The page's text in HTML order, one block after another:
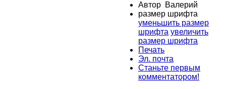
Автор Валерий
размер шрифта
уменьшить размер
шрифта увеличить
размер шрифта
Печать
Эл. почта
Станьте первым
комментатором!